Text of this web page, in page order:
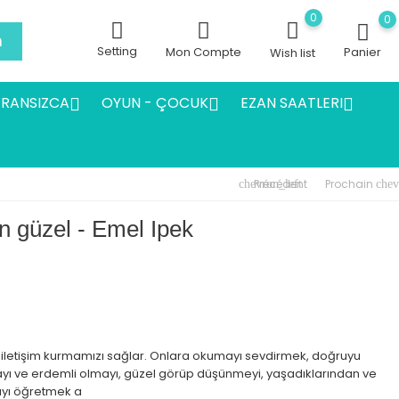
Setting Mon Compte
0
Wish list
0
Panier
 OYUN - ÇOCUK EZAN SAATLERI
chevron_left
Précédent Prochain
güzel - Emel Ipek
kurmamızı sağlar. Onlara okumayı sevdirmek, doğruyu
ve erdemli olmayı, güzel görüp düşünmeyi, yaşadıklarından ve
öğretmek a